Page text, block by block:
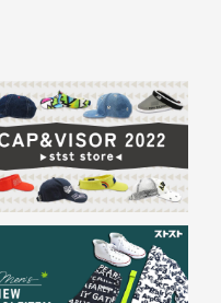
30代女性
一律で800円とさせて頂
)
をして頂けた場合は送
トに複数商品を入れて
ますので、若干の誤
ンスを行っておりま
香、古着特有の香